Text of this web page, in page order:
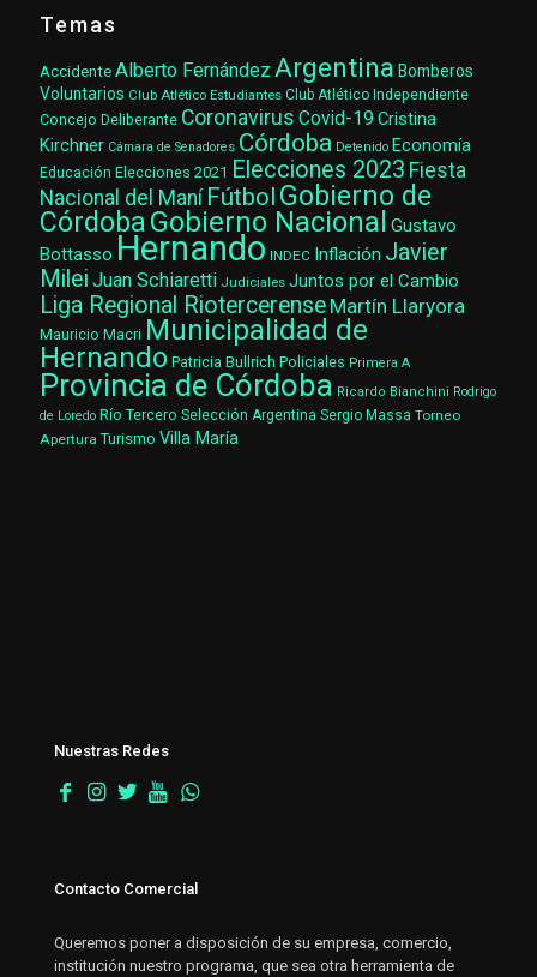
Temas
AccidenteAlberto Fernández Argentina Bomberos
Voluntarios Club Atlético Estudiantes Club Atlético Independiente
Concejo Deliberante Coronavirus Covid-19 Cristina
Kirchner Cámara de Senadores Córdoba Detenido Economía
Educación Elecciones 2021 Elecciones 2023 Fiesta
Nacional del Maní Fútbol Gobierno de
CórdobaGobierno Nacional Gustavo
Bottasso Hernando INDEC Inflación Javier
Milei Juan Schiaretti Judiciales Juntos por el Cambio
Liga Regional Riotercerense Martín Llaryora
Mauricio Macri Municipalidad de
Hernando Patricia Bullrich Policiales Primera A
Provincia de Córdoba Ricardo Bianchini Rodrigo
de Loredo Río Tercero Selección Argentina Sergio Massa Torneo
Apertura Turismo Villa María
Nuestras Redes
Contacto Comercial
Queremos poner a disposición de su empresa, comercio,
institución nuestro programa, que sea otra herramienta de